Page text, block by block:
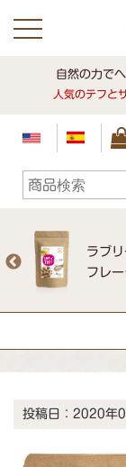
toggle
自然の力で
人気のテフと
ラブ
フレー
投稿日：2020年